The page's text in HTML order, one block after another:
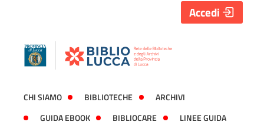
CHI SIAMO BIBLIOTECHE
ARCHIVI
GUIDA EBOOK
BIBLIOCARE
LINEE GUIDA
Accedi